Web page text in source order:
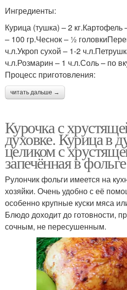
Ингредиенты:
Курица (тушка) – 2
– 100 гр.Чеснок – ½
ч.л.Укроп сухой – 1-2
ч.л.Розмарин – 1 ч.л.Соль – по
Процесс приготовления:
читать дальше →
Курочка с
духовке. Курица в
целиком с
запечённая в фольге
Рулончик фольги имеется на
хозяйки. Очень удобно с её
особенно крупные куски мяса
Блюдо доходит до готовности,
сочным, не пересушенным.